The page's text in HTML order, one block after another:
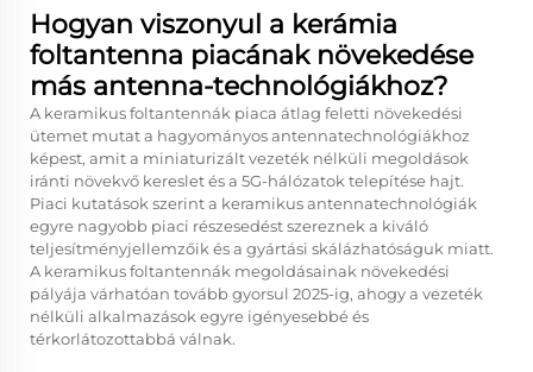
Hogyan viszonyul a kerámia
foltantenna piacának növekedése
más antenna-technológiákhoz?
A keramikus foltantennák piaca átlag feletti növekedési
ütemet mutat a hagyományos antennatechnológiákhoz
képest, amit a miniaturizált vezeték nélküli megoldások
iránti növekvő kereslet és a 5G-hálózatok telepítése hajt.
Piaci kutatások szerint a keramikus antennatechnológiák
egyre nagyobb piaci részesedést szereznek a kiváló
teljesítményjellemzőik és a gyártási skálázhatóságuk miatt.
A keramikus foltantennák megoldásainak növekedési
pályája várhatóan tovább gyorsul 2025-ig, ahogy a vezeték
nélküli alkalmazások egyre igényesebbé és
térkorlátozottabbá válnak.